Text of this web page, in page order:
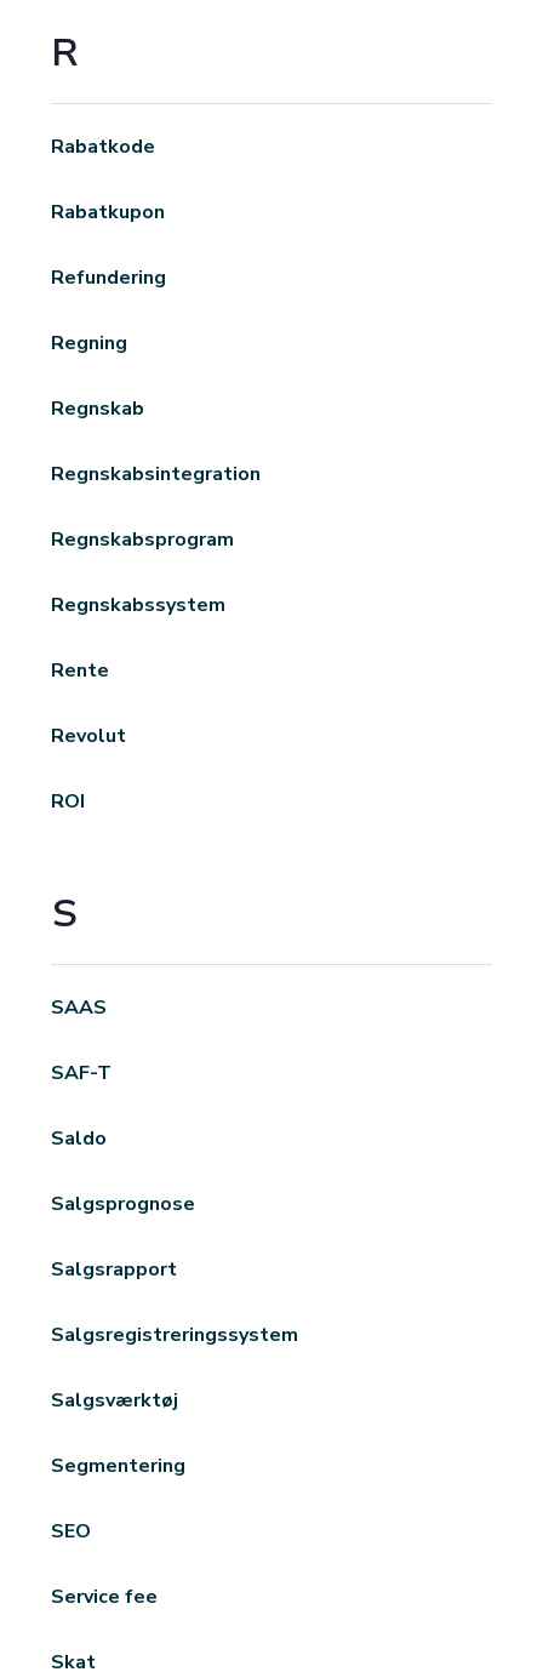
R
Rabatkode
Rabatkupon
Refundering
Regning
Regnskab
Regnskabsintegration
Regnskabsprogram
Regnskabssystem
Rente
Revolut
ROI
S
SAAS
SAF-T
Saldo
Salgsprognose
Salgsrapport
Salgsregistreringssystem
Salgsværktøj
Segmentering
SEO
Service fee
Skat